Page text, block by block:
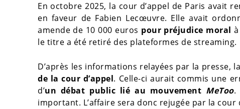
En octobre 2025, la cour d’appel de Paris avait
en faveur de Fabien Lecœuvre. Elle avait
amende de 10 000 euros pour préjudice moral
le titre a été retiré des plateformes de streaming.
D’après les informations relayées par la presse,
de la cour d’appel. Celle-ci aurait commis une
d’un débat public lié au mouvement MeToo.
important. L’affaire sera donc rejugée par la cour